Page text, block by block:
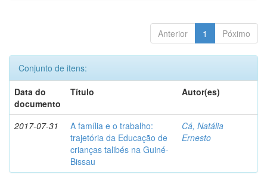
Anterior 1 Póximo
Conjunto de itens:
Data do
documento
Título Autor(es)
2017-07-31
A família e o trabalho:
trajetória da Educação de
crianças talibés na Guiné-
Bissau
Cá, Natália
Ernesto